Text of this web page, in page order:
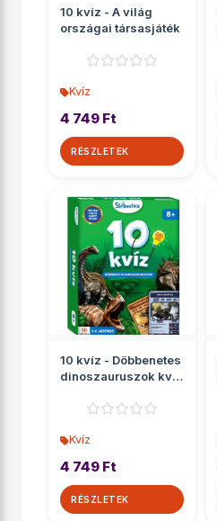
10 kvíz - A világ
országai társasjáték
Kvíz
4 749 Ft
RÉSZLETEK
10 kvíz - Döbbenetes
dinoszauruszok kvíz
Kvíz
4 749 Ft
RÉSZLETEK